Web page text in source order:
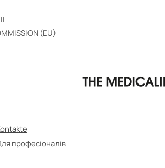
(EU)
професіоналів